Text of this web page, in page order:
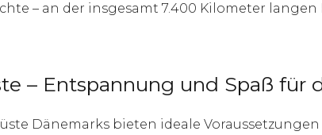
– an der insgesamt 7.400 Kilometer
– Entspannung und Spaß für
Dänemarks bieten ideale